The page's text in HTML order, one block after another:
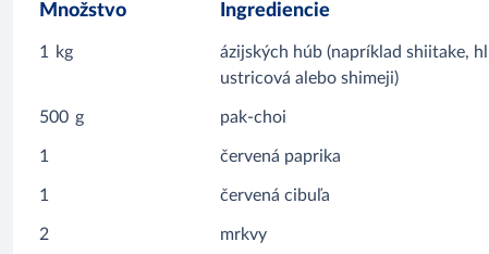
Množstvo Ingrediencie
1 kg
ázijských húb (napríklad shiitake,
ustricová alebo shimeji)
500 g pak-choi
1 červená paprika
1 červená cibuľa
2 mrkvy